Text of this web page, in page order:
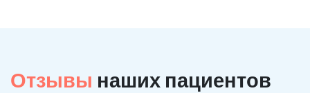
Отзывы наших пациентов